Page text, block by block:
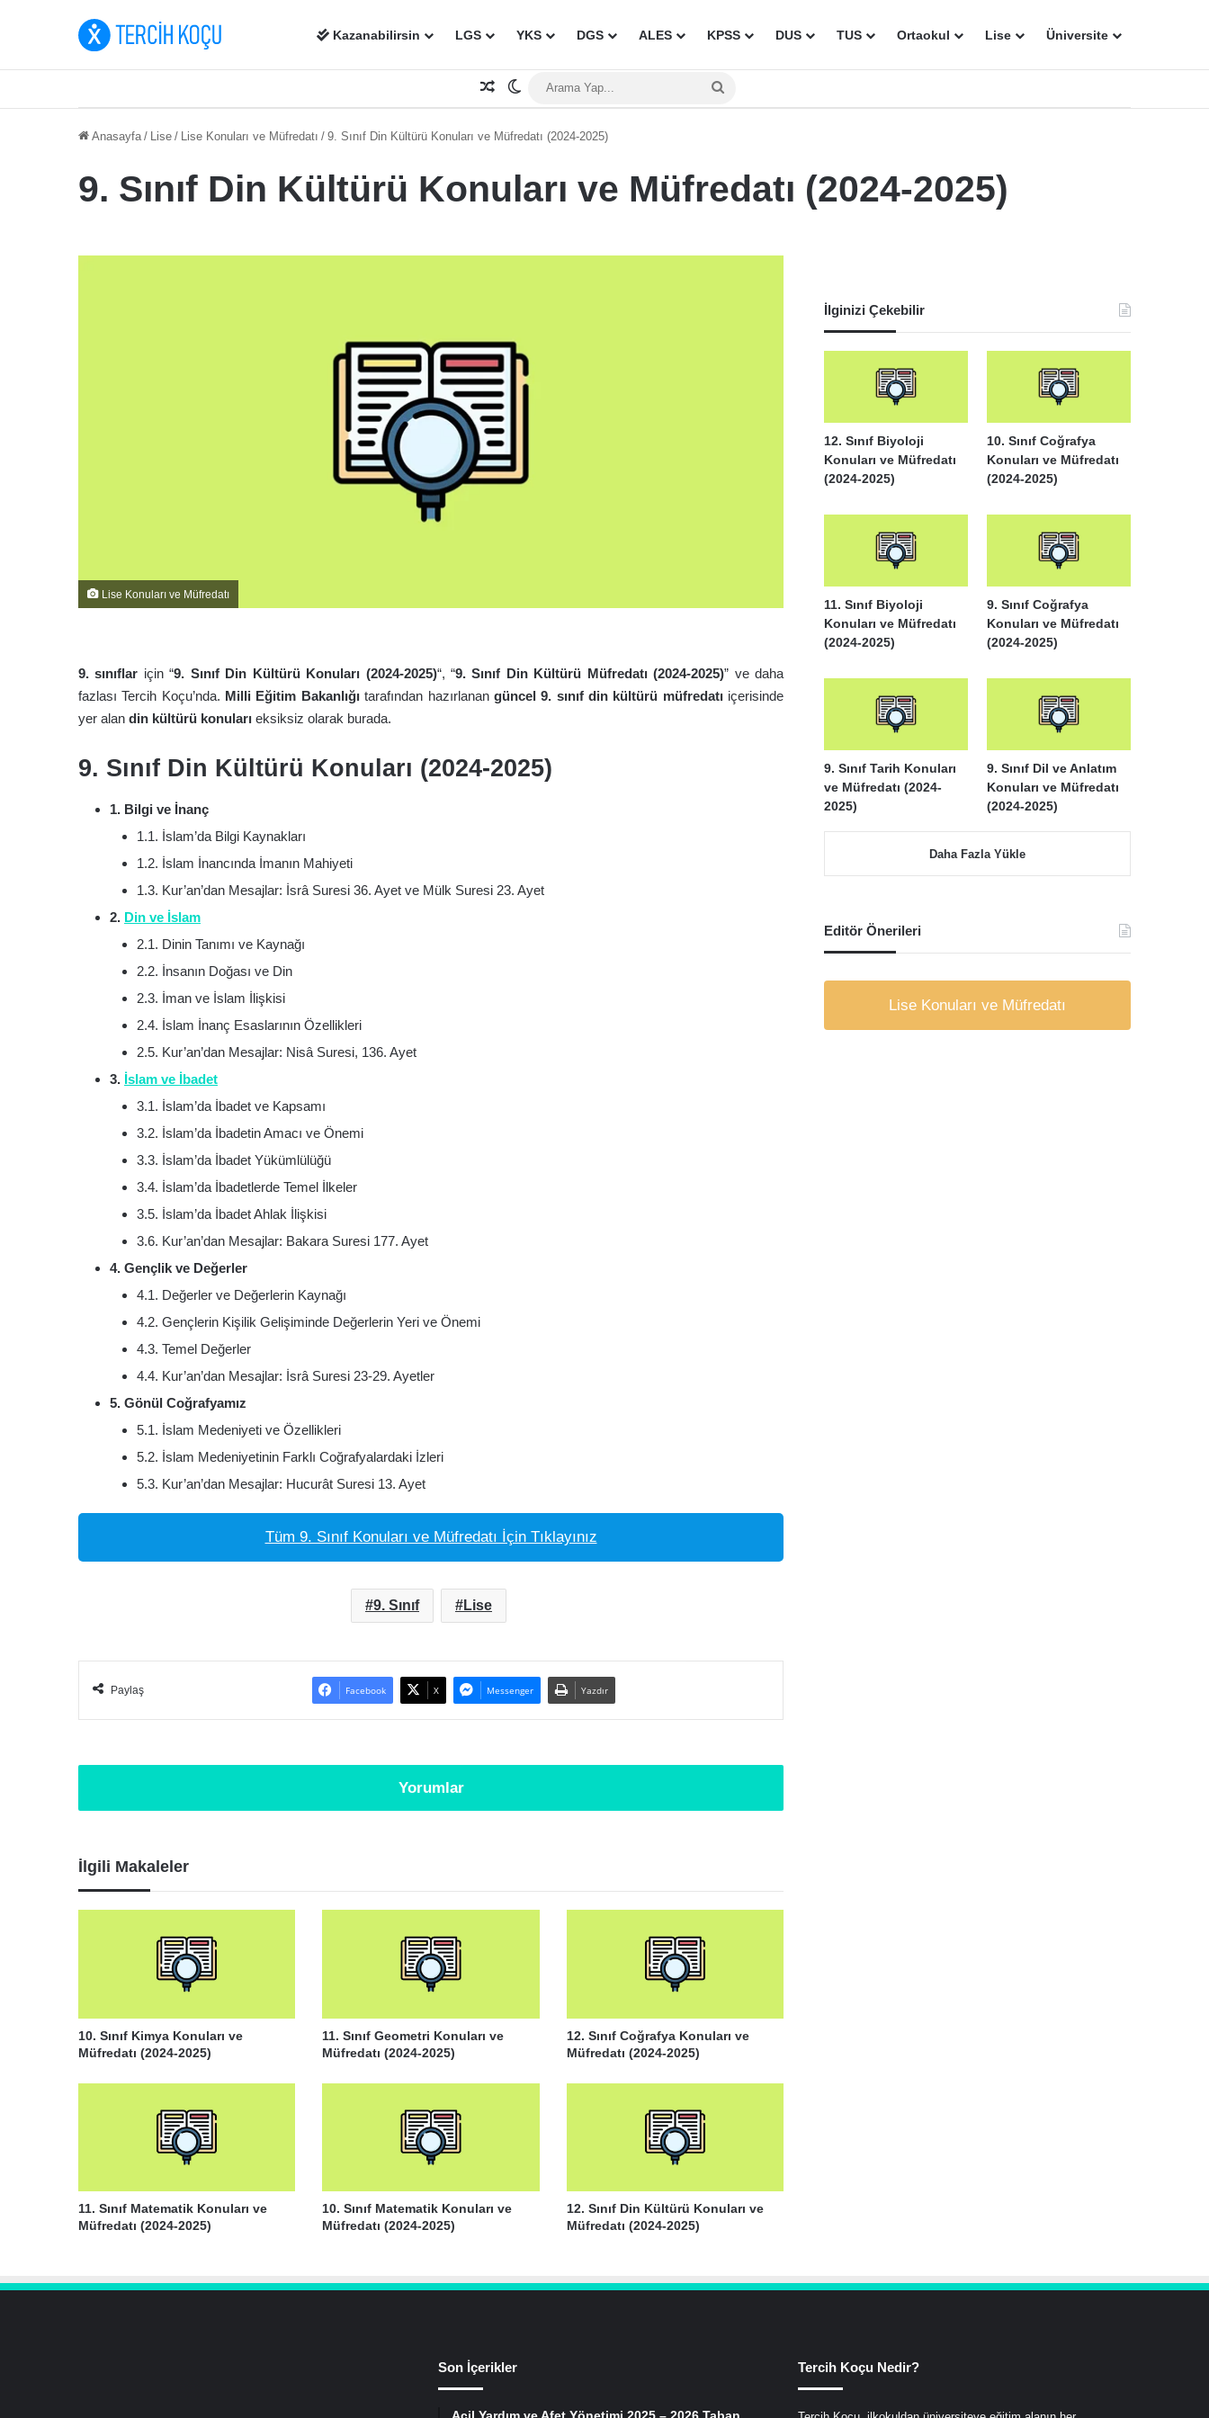
Kazanabilirsin LGS YKS DGS ALES KPSS DUS TUS Ortaokul Lise Üniversite
Rastgele Makale
Dış görünümü değiştir
Anasayfa / Lise / Lise Konuları ve Müfredatı / 9. Sınıf Din Kültürü Konuları ve Müfredatı (2024-2025)
9. Sınıf Din Kültürü Konuları ve Müfredatı (2024-2025)
Lise Konuları ve Müfredatı
9. sınıflar için “9. Sınıf Din Kültürü Konuları (2024-2025)“, “9. Sınıf Din Kültürü Müfredatı (2024-2025)” ve daha
fazlası Tercih Koçu’nda. Milli Eğitim Bakanlığıtarafından hazırlanan güncel 9. sınıf din kültürü müfredatıiçerisinde
yer alan din kültürü konuları eksiksiz olarak burada.
9. Sınıf Din Kültürü Konuları (2024-2025)
1. Bilgi ve İnanç
1.1. İslam’da Bilgi Kaynakları
1.2. İslam İnancında İmanın Mahiyeti
1.3. Kur’an’dan Mesajlar: İsrâ Suresi 36. Ayet ve Mülk Suresi 23. Ayet
2. Din ve İslam
2.1. Dinin Tanımı ve Kaynağı
2.2. İnsanın Doğası ve Din
2.3. İman ve İslam İlişkisi
2.4. İslam İnanç Esaslarının Özellikleri
2.5. Kur’an’dan Mesajlar: Nisâ Suresi, 136. Ayet
3. İslam ve İbadet
3.1. İslam’da İbadet ve Kapsamı
3.2. İslam’da İbadetin Amacı ve Önemi
3.3. İslam’da İbadet Yükümlülüğü
3.4. İslam’da İbadetlerde Temel İlkeler
3.5. İslam’da İbadet Ahlak İlişkisi
3.6. Kur’an’dan Mesajlar: Bakara Suresi 177. Ayet
4. Gençlik ve Değerler
4.1. Değerler ve Değerlerin Kaynağı
4.2. Gençlerin Kişilik Gelişiminde Değerlerin Yeri ve Önemi
4.3. Temel Değerler
4.4. Kur’an’dan Mesajlar: İsrâ Suresi 23-29. Ayetler
5. Gönül Coğrafyamız
5.1. İslam Medeniyeti ve Özellikleri
5.2. İslam Medeniyetinin Farklı Coğrafyalardaki İzleri
5.3. Kur’an’dan Mesajlar: Hucurât Suresi 13. Ayet
Tüm 9. Sınıf Konuları ve Müfredatı İçin Tıklayınız
9. Sınıf Lise
Paylaş Facebook X Messenger Yazdır
Yorumlar
İlgili Makaleler
10. Sınıf Kimya Konuları ve
Müfredatı (2024-2025)
11. Sınıf Geometri Konuları ve
Müfredatı (2024-2025)
12. Sınıf Coğrafya Konuları ve
Müfredatı (2024-2025)
11. Sınıf Matematik Konuları ve
Müfredatı (2024-2025)
10. Sınıf Matematik Konuları ve
Müfredatı (2024-2025)
12. Sınıf Din Kültürü Konuları ve
Müfredatı (2024-2025)
İlginizi Çekebilir
12. Sınıf Biyoloji
Konuları ve Müfredatı
(2024-2025)
10. Sınıf Coğrafya
Konuları ve Müfredatı
(2024-2025)
11. Sınıf Biyoloji
Konuları ve Müfredatı
(2024-2025)
9. Sınıf Coğrafya
Konuları ve Müfredatı
(2024-2025)
9. Sınıf Tarih Konuları
ve Müfredatı (2024-
2025)
9. Sınıf Dil ve Anlatım
Konuları ve Müfredatı
(2024-2025)
Daha Fazla Yükle
Editör Önerileri
Lise Konuları ve Müfredatı
Son İçerikler Tercih Koçu Nedir?